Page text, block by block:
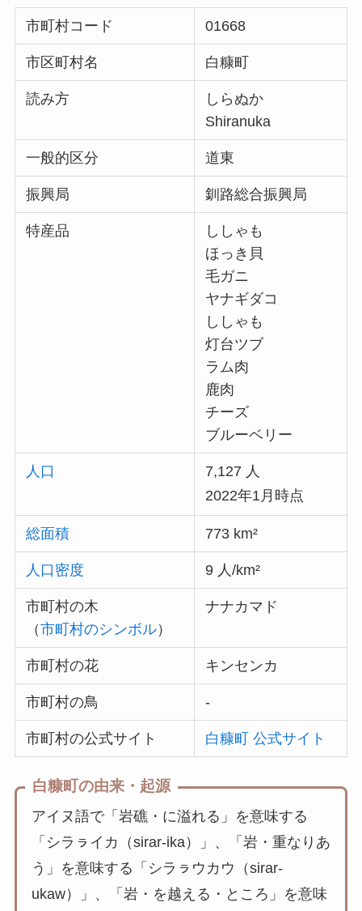
市町村コード 01668
市区町村名 白糠町
読み方
しらぬか
Shiranuka
一般的区分 道東
振興局 釧路総合振興局
特産品
ししゃも
ほっき貝
毛ガニ
ヤナギダコ
ししゃも
灯台ツブ
ラム肉
鹿肉
チーズ
ブルーベリー
人口
7,127 人
2022年1月時点
総面積 773 km²
人口密度 9 人/km²
市町村の木
（市町村のシンボル）
ナナカマド
市町村の花 キンセンカ
市町村の鳥 -
市町村の公式サイト 白糠町 公式サイト
白糠町の由来・起源
アイヌ語で「岩礁・に溢れる」を意味する
「シラㇻイカ（sirar-ika）」、「岩・重なりあ
う」を意味する「シラㇻウカウ（sirar-
ukaw）」、「岩・を越える・ところ」を意味